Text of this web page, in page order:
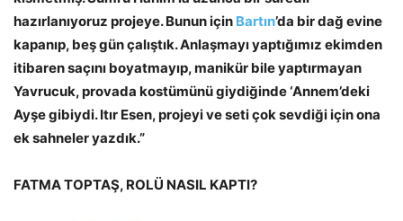
hazırlanıyoruz projeye. Bunun için Bartın’da bir dağ evine
kapanıp, beş gün çalıştık. Anlaşmayı yaptığımız ekimden
itibaren saçını boyatmayıp, manikür bile yaptırmayan
Yavrucuk, provada kostümünü giydiğinde ‘Annem’deki
Ayşe gibiydi. Itır Esen, projeyi ve seti çok sevdiği için ona
ek sahneler yazdık.”
FATMA TOPTAŞ, ROLÜ NASIL KAPTI?